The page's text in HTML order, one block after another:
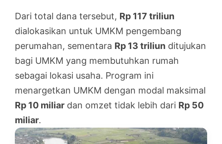
Dari total dana tersebut, Rp 117 triliun
dialokasikan untuk UMKM pengembang
perumahan, sementara Rp 13 triliun ditujukan
bagi UMKM yang membutuhkan rumah
sebagai lokasi usaha. Program ini
menargetkan UMKM dengan modal maksimal
Rp 10 miliar dan omzet tidak lebih dari Rp 50
miliar.